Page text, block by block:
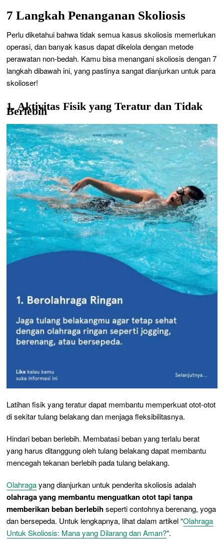
7 Langkah Penanganan Skoliosis
Perlu diketahui bahwa tidak semua kasus skoliosis memerlukan
operasi, dan banyak kasus dapat dikelola dengan metode
perawatan non-bedah. Kamu bisa menangani skoliosis dengan 7
langkah dibawah ini, yang pastinya sangat dianjurkan untuk para
skolioser!
1. Aktivitas Fisik yang Teratur dan Tidak
Berlebih
Latihan fisik yang teratur dapat membantu memperkuat otot-otot
di sekitar tulang belakang dan menjaga fleksibilitasnya.
Hindari beban berlebih. Membatasi beban yang terlalu berat
yang harus ditanggung oleh tulang belakang dapat membantu
mencegah tekanan berlebih pada tulang belakang.
Olahragayang dianjurkan untuk penderita skoliosis adalah
olahraga yang membantu menguatkan otot tapi tanpa
memberikan beban berlebihseperti contohnya berenang, yoga
dan bersepeda. Untuk lengkapnya, lihat dalam artikel “Olahraga
Untuk Skoliosis: Mana yang Dilarang dan Aman?“.